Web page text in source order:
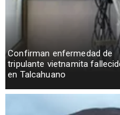
Confirman enfermedad de
tripulante vietnamita
en Talcahuano